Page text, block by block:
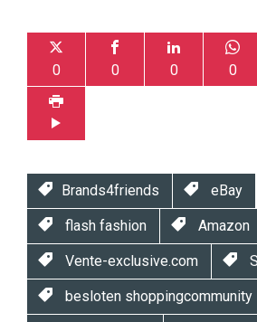
0 0 0 0
Brands4friends eBay
flash fashion Amazon
Vente-exclusive.com
besloten shoppingcommunity